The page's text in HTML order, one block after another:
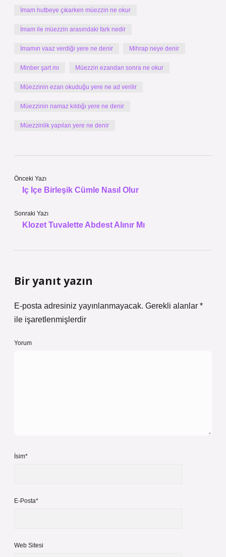
İmam hutbeye çıkarken müezzin ne okur
İmam ile müezzin arasındaki fark nedir
İmamın vaaz verdiği yere ne denir Mihrap neye denir
Minber şart mı Müezzin ezandan sonra ne okur
Müezzinin ezan okuduğu yere ne ad verilir
Müezzinin namaz kıldığı yere ne denir
Müezzinlik yapılan yere ne denir
Önceki Yazı
Iç Içe Birleşik Cümle Nasıl Olur
Sonraki Yazı
Klozet Tuvalette Abdest Alınır Mı
Bir yanıt yazın
E-posta adresiniz yayınlanmayacak. Gerekli alanlar *
ile işaretlenmişlerdir
Yorum
İsim*
E-Posta*
Web Sitesi